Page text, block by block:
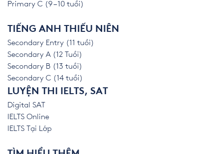
Primary C (9 – 10 tuổi)
TIẾNG ANH THIẾU NIÊN
Secondary Entry (11 tuổi)
Secondary A (12 Tuổi)
Secondary B (13 tuổi)
Secondary C (14 tuổi)
LUYỆN THI IELTS, SAT
Digital SAT
IELTS Online
IELTS Tại Lớp